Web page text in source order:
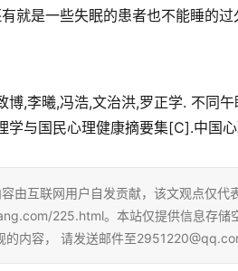
就是一些失眠的患者也不能睡的过
博,李曦,冯浩,文治洪,罗正学. 不同
学与国民心理健康摘要集[C].中国
由互联网用户自发贡献，该文观点仅代
225.html。本站仅提供信息存储
的内容， 请发送邮件至